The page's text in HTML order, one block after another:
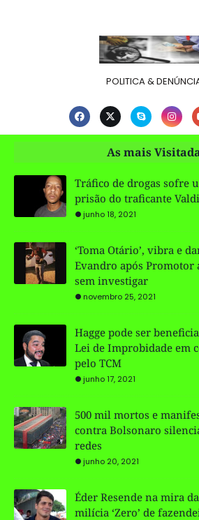
POLITICA &
As mais
Tráfico de drogas sofre
prisão do traficante
junho 18, 2021
‘Toma Otário’, vibra e
Evandro após
sem investigar
novembro 25, 2021
Hagge pode ser
Lei de Improbidade em
pelo TCM
junho 17, 2021
500 mil mortos e
contra Bolsonaro
redes
junho 20, 2021
Éder Resende na mira
milícia ‘Zero’ de